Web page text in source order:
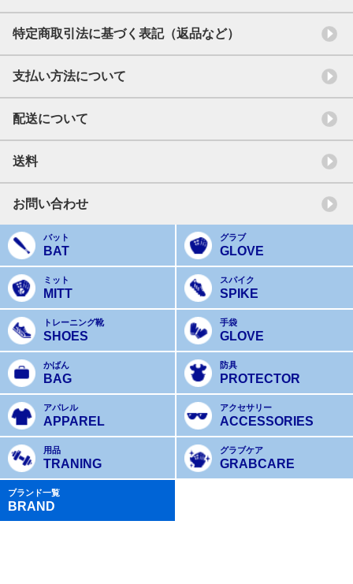
特定商取引法に基づく表記（返品など）
支払い方法について
配送について
送料
お問い合わせ
バット
BAT
グラブ
GLOVE
ミット
MITT
スパイク
SPIKE
トレーニング靴
SHOES
手袋
GLOVE
かばん
BAG
防具
PROTECTOR
アパレル
APPAREL
アクセサリー
ACCESSORIES
用品
TRANING
グラブケア
GRABCARE
ブランド一覧
BRAND